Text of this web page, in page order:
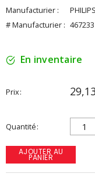
Manufacturier :
# Manufacturier : 467233
En inventaire
Prix
Quantité
AJOUTER AU
PANIER